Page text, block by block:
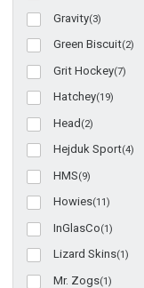
Gravity(3)
Green Biscuit(2)
Grit Hockey(7)
Hatchey(19)
Head (2)
Hejduk Sport(4)
HMS(9)
Howies(11)
InGlasCo(1)
Lizard Skins(1)
Mr. Zogs(1)